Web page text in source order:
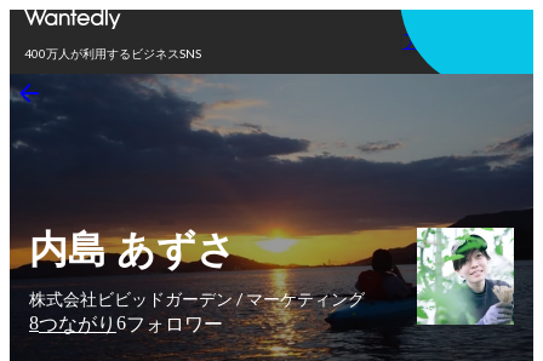
400万人が利用するビジネスSNS
アプリを使う
内島 あずさ
株式会社ビビッドガーデン / マーケティング
8つながり 6フォロワー